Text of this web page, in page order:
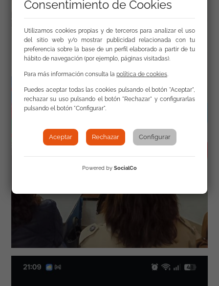
Consentimiento de Cookies
Utilizamos cookies propias y de terceros para analizar el uso
del sitio web y/o mostrar publicidad relacionada con tu
preferencia sobre la base de un perfil elaborado a partir de tu
hábito de navegación (por ejemplo, páginas visitadas).
Para más información consulta la política de cookies.
Puedes aceptar todas las cookies pulsando el botón "Aceptar",
rechazar su uso pulsando el botón "Rechazar" y configurarlas
pulsando el botón "Configurar".
Aceptar Rechazar Configurar
Powered by SocialCo